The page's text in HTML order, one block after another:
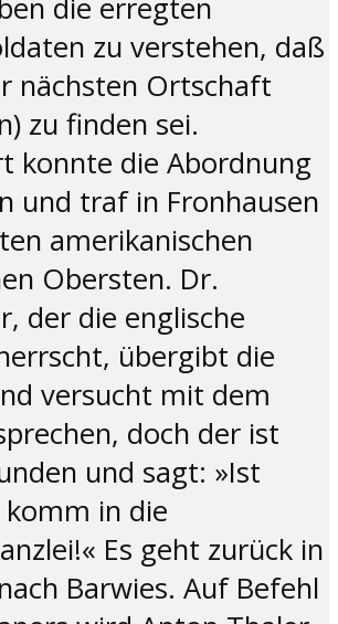
die erregten
zu verstehen, daß
nächsten Ortschaft
zu finden sei.
konnte die Abordnung
und traf in Fronhausen
amerikanischen
Obersten. Dr.
der die englische
übergibt die
versucht mit dem
doch der ist
und sagt: »Ist
komm in die
Es geht zurück in
Barwies. Auf Befehl